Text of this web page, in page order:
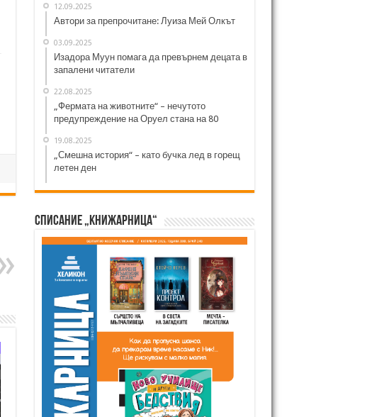
12.09.2025
Автори за препрочитане: Луиза Мей Олкът
03.09.2025
Изадора Муун помага да превърнем децата в
запалени читатели
22.08.2025
„Фермата на животните“ – нечутото
предупреждение на Оруел стана на 80
19.08.2025
„Смешна история“ – като бучка лед в горещ
летен ден
Списание „Книжарница“